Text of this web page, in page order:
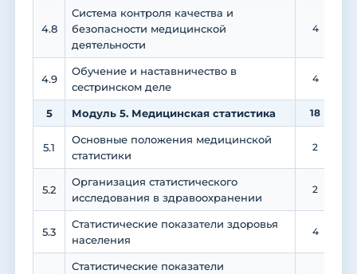
4.8
Система контроля качества и
безопасности медицинской
деятельности
4
4.9
Обучение и наставничество в
сестринском деле
4
5 Модуль 5. Медицинская статистика 18
5.1
Основные положения медицинской
статистики
2
5.2
Организация статистического
исследования в здравоохранении
2
5.3
Статистические показатели здоровья
населения
4
Статистические показатели